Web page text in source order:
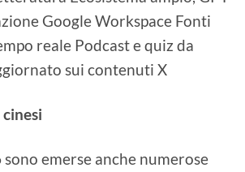
Google Workspace Fonti
reale Podcast e quiz da
sui contenuti X
emerse anche numerose